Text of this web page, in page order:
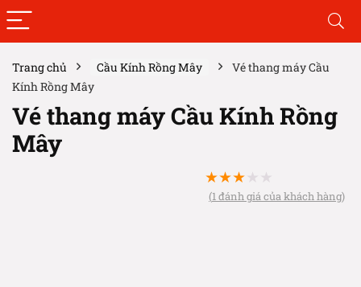
Trang chủ Cầu Kính Rồng Mây
Vé thang máy Cầu
Kính Rồng Mây
Vé thang máy Cầu Kính Rồng
Mây
★★★★ ★
(1đánh giá của khách hàng)